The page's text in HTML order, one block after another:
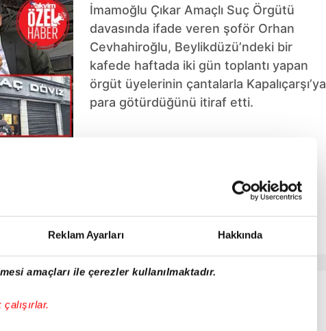
Reklam Ayarları Hakkında
amaçları ile çerezler kullanılmaktadır.
İmamoğlu Çıkar Amaçlı Suç Örgütü
davasında ifade veren şoför Orhan
Cevhahiroğlu, Beylikdüzü’ndeki bir
kafede haftada iki gün toplantı yapan
örgüt üyelerinin çantalarla Kapalıçarşı’ya
para götürdüğünü itiraf etti.